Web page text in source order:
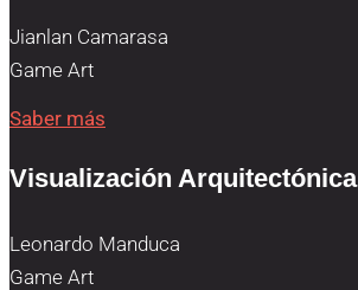
Jianlan Camarasa
Game Art
Saber más
Visualización Arquitectónica
Leonardo Manduca
Game Art